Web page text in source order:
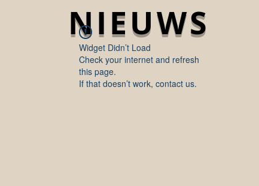
NIEUWS
Widget Didn’t Load
Check your internet and refresh
this page.
If that doesn’t work, contact us.